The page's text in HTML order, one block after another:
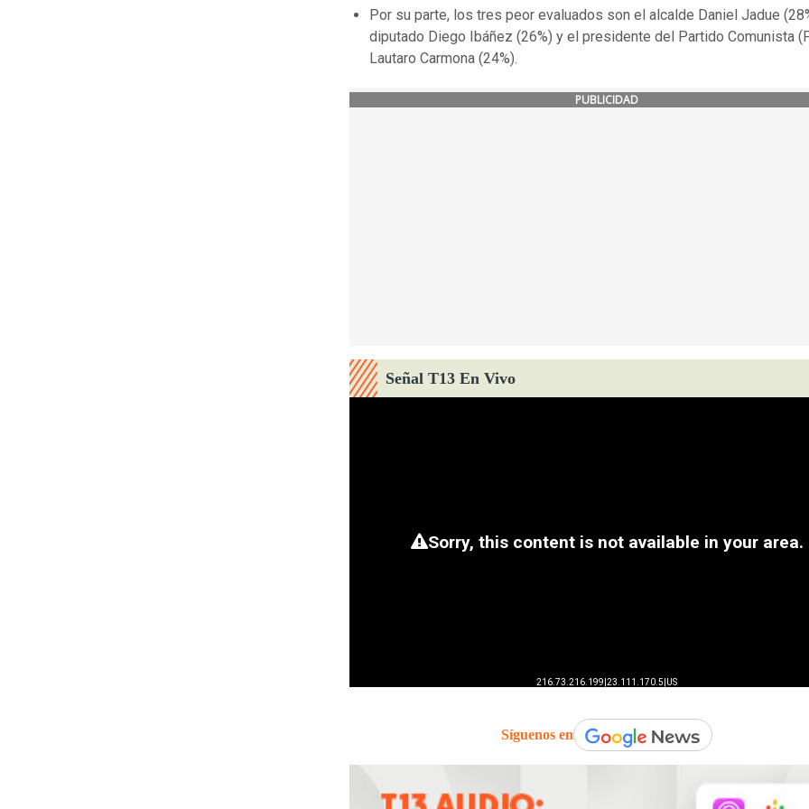
Por su parte, los tres peor evaluados son el alcalde Daniel Jadue
diputado Diego Ibáñez (26%) y el presidente del Partido Comunista
Lautaro Carmona (24%).
PUBLICIDAD
Señal T13 En Vivo
Síguenos en